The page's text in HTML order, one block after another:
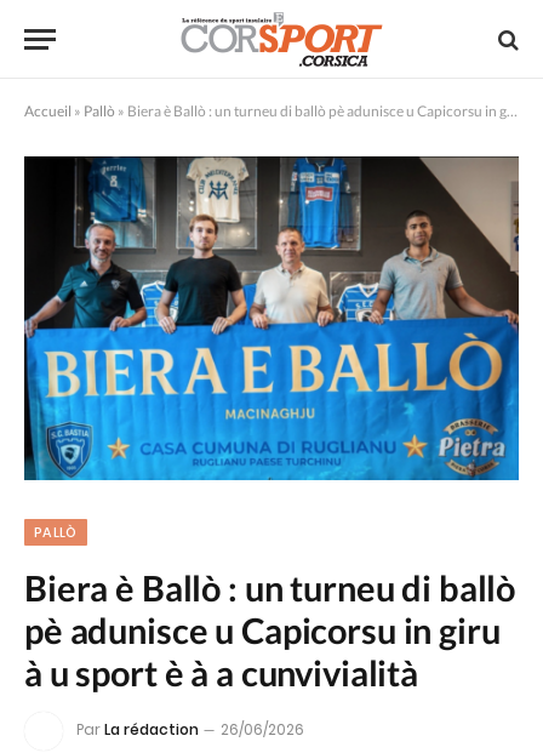
Accueil » Pallò » Biera è Ballò : un turneu di ballò pè adunisce u Capicorsu in giru à u sport è à a cunvivialità
PALLÒ
Biera è Ballò : un turneu di ballò
pè adunisce u Capicorsu in giru
à u sport è à a cunvivialità
ParLa rédaction 26/06/2026